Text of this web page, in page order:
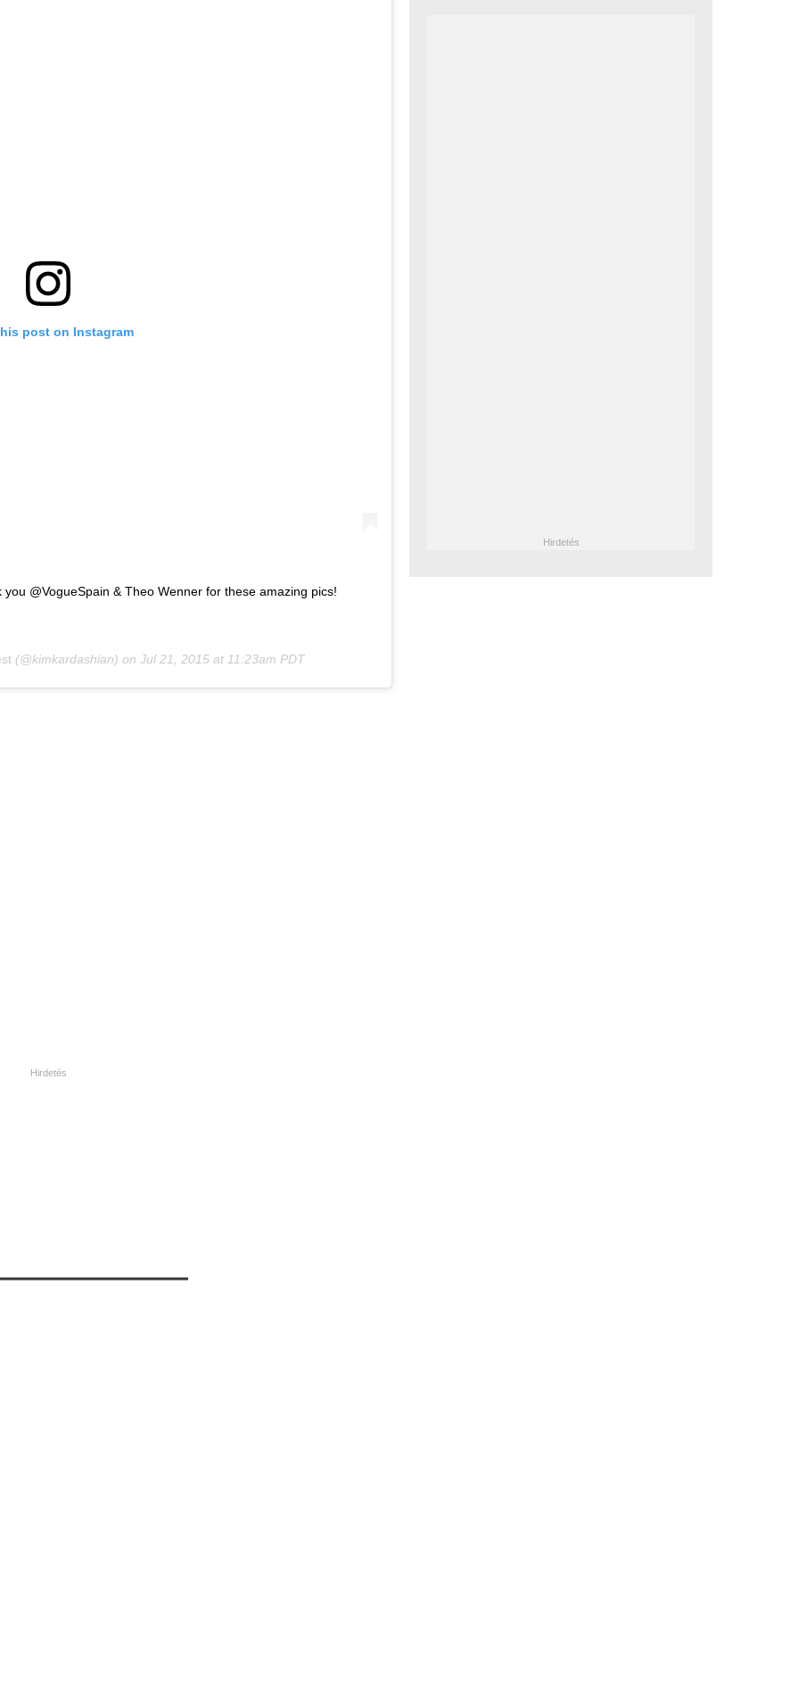
post on Instagram
@VogueSpain & Theo Wenner for these amazing pics!
(@kimkardashian) on Jul 21, 2015 at 11:23am PDT